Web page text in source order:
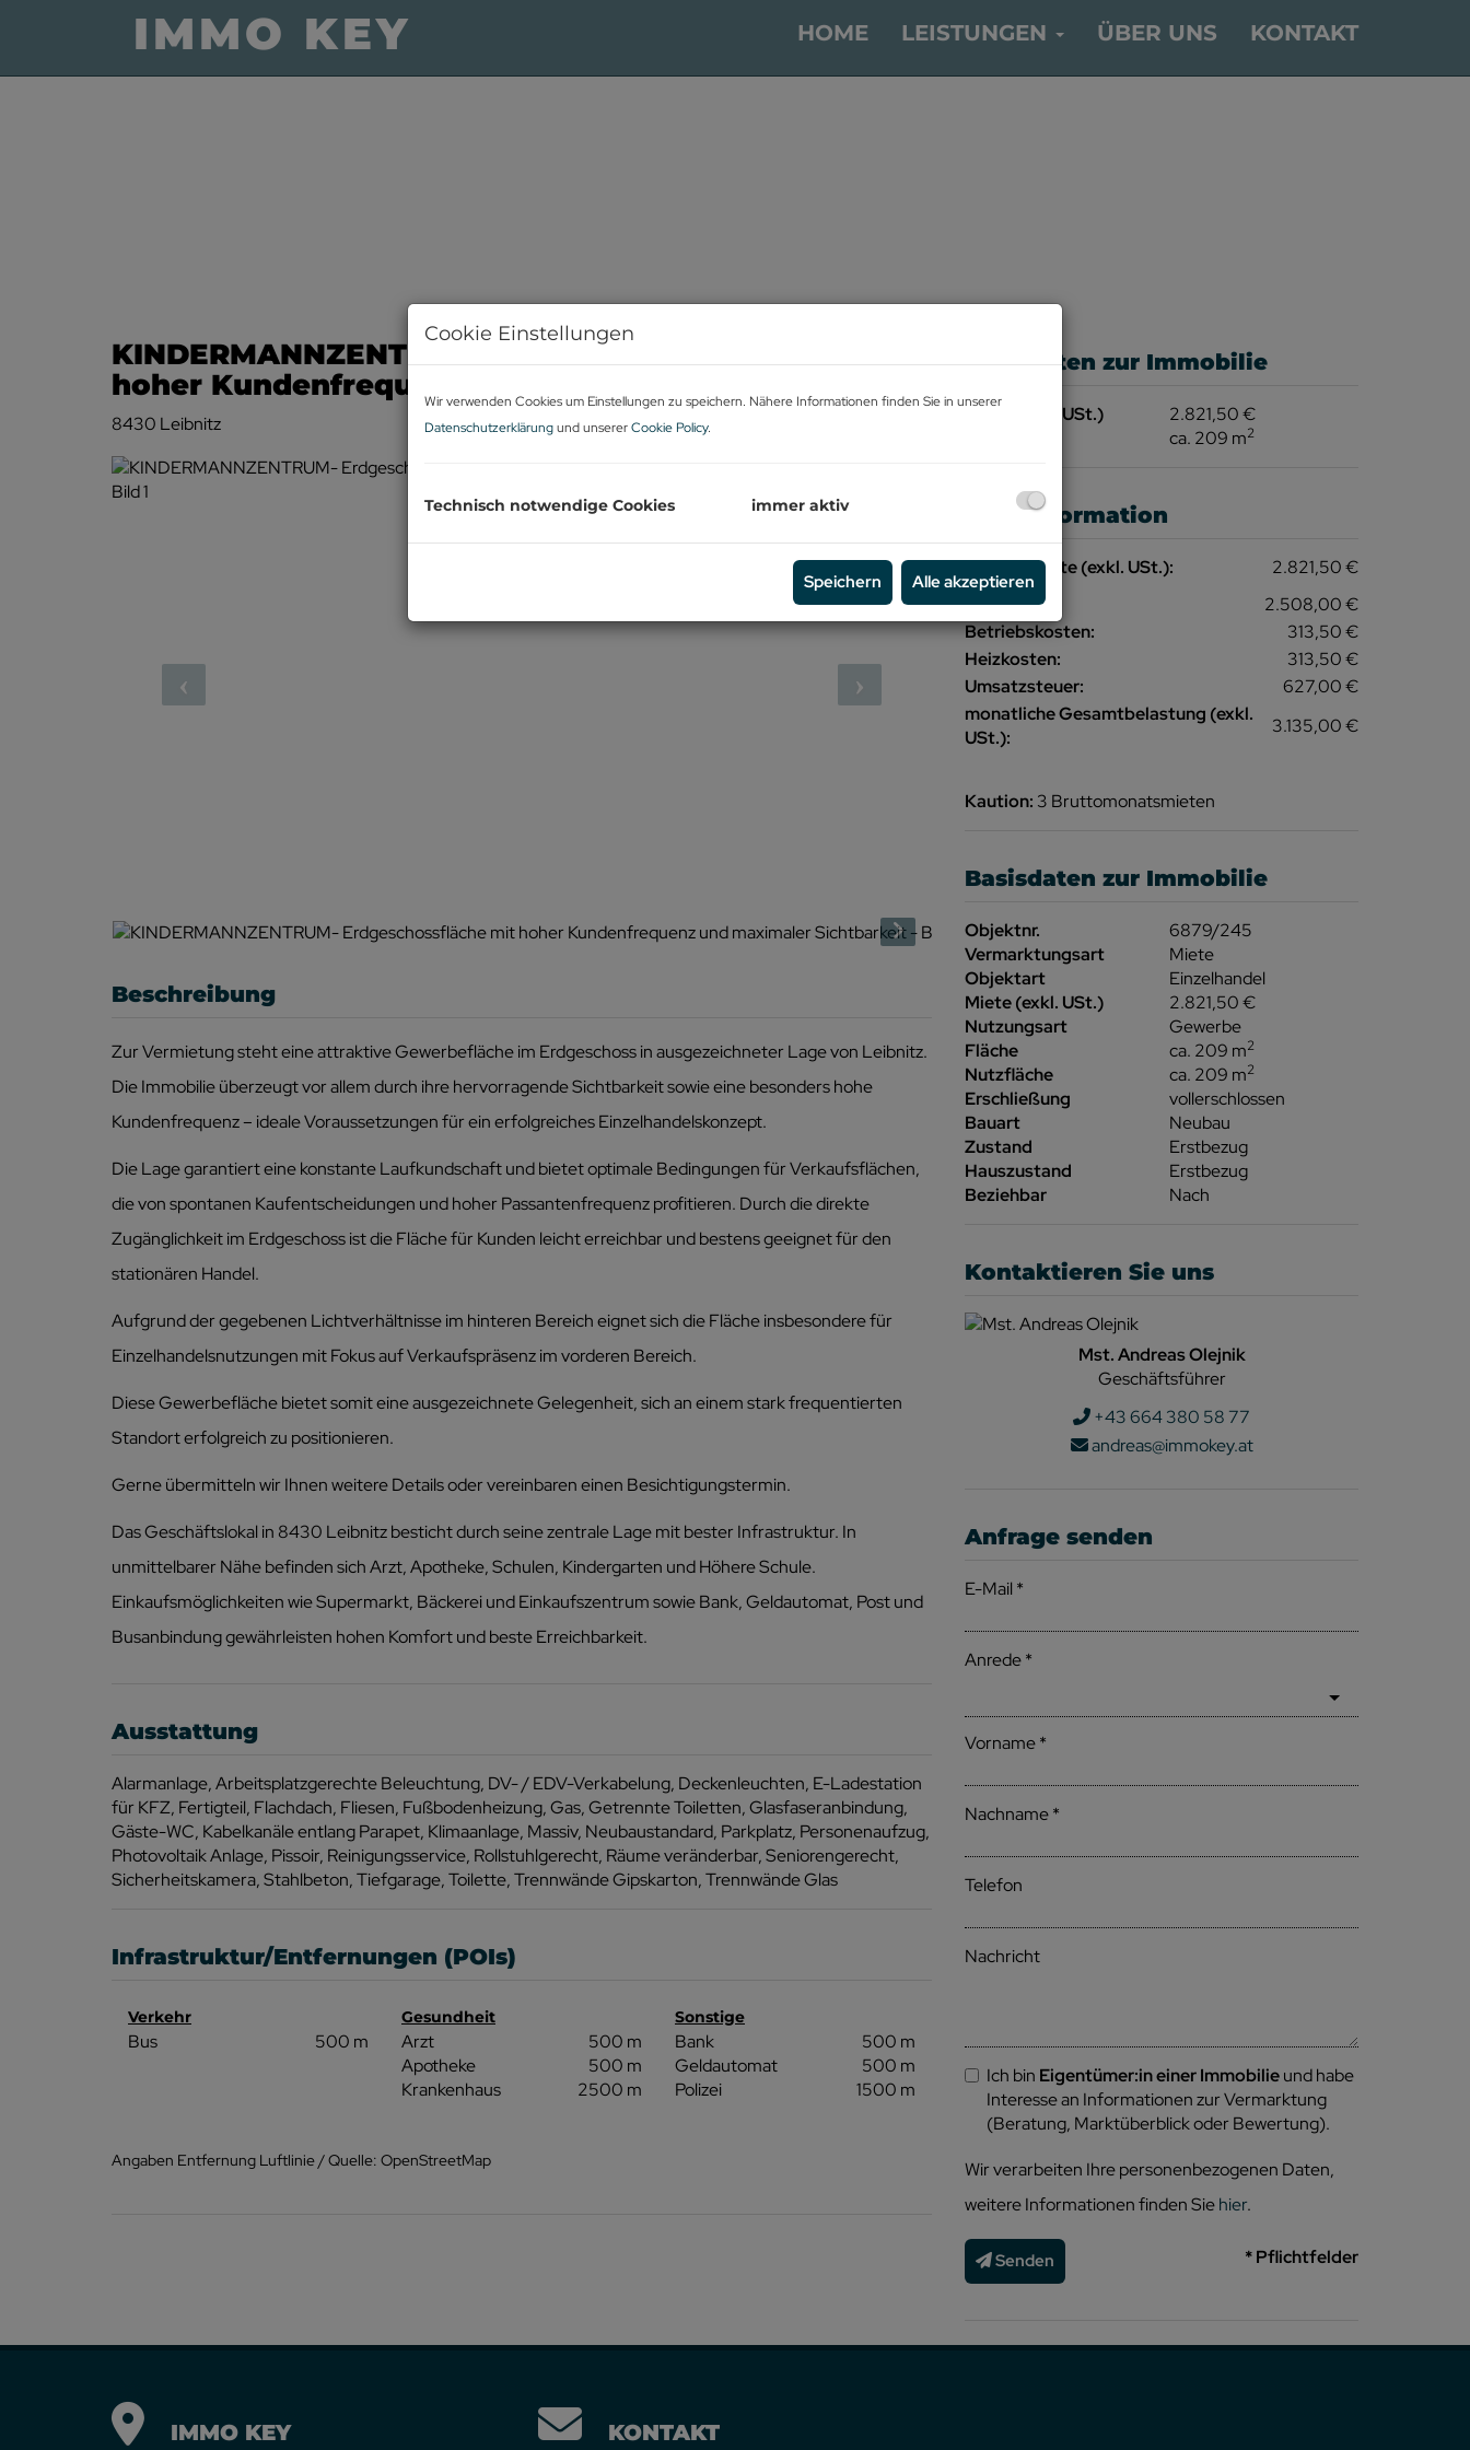
HOME LEISTUNGEN ÜBER UNS KONTAKT
KINDERMANNZENTRUM- Erdgeschossfläche mit
hoher Kundenfrequenz und maximaler Sichtbarkeit
8430 Leibnitz
Beschreibung
Zur Vermietung steht eine attraktive Gewerbefläche im Erdgeschoss in ausgezeichneter Lage von Leibnitz.
Die Immobilie überzeugt vor allem durch ihre hervorragende Sichtbarkeit sowie eine besonders hohe
Kundenfrequenz – ideale Voraussetzungen für ein erfolgreiches Einzelhandelskonzept.
Die Lage garantiert eine konstante Laufkundschaft und bietet optimale Bedingungen für Verkaufsflächen,
die von spontanen Kaufentscheidungen und hoher Passantenfrequenz profitieren. Durch die direkte
Zugänglichkeit im Erdgeschoss ist die Fläche für Kunden leicht erreichbar und bestens geeignet für den
stationären Handel.
Aufgrund der gegebenen Lichtverhältnisse im hinteren Bereich eignet sich die Fläche insbesondere für
Einzelhandelsnutzungen mit Fokus auf Verkaufspräsenz im vorderen Bereich.
Diese Gewerbefläche bietet somit eine ausgezeichnete Gelegenheit, sich an einem stark frequentierten
Standort erfolgreich zu positionieren.
Gerne übermitteln wir Ihnen weitere Details oder vereinbaren einen Besichtigungstermin.
Das Geschäftslokal in 8430 Leibnitz besticht durch seine zentrale Lage mit bester Infrastruktur. In
unmittelbarer Nähe befinden sich Arzt, Apotheke, Schulen, Kindergarten und Höhere Schule.
Einkaufsmöglichkeiten wie Supermarkt, Bäckerei und Einkaufszentrum sowie Bank, Geldautomat, Post und
Busanbindung gewährleisten hohen Komfort und beste Erreichbarkeit.
Ausstattung
Alarmanlage Arbeitsplatzgerechte Beleuchtung DV- / EDV-Verkabelung Deckenleuchten E-Ladestation
für KFZ Fertigteil Flachdach Fliesen Fußbodenheizung Gas Getrennte Toiletten Glasfaseranbindung
Gäste-WC Kabelkanäle entlang Parapet Klimaanlage Massiv Neubaustandard Parkplatz Personenaufzug
Photovoltaik Anlage Pissoir Reinigungsservice Rollstuhlgerecht Räume veränderbar Seniorengerecht
Sicherheitskamera Stahlbeton Tiefgarage Toilette Trennwände Gipskarton Trennwände Glas
Infrastruktur/Entfernungen (POIs)
Verkehr
Bus 500 m
Gesundheit
Arzt
500 m
Apotheke
500 m
Krankenhaus
2500 m
Sonstige
Bank
500 m
Geldautomat
500 m
Polizei
1500 m
Angaben Entfernung Luftlinie / Quelle: OpenStreetMap
Basisdaten zur Immobilie
Miete (exkl. USt.)
2.821,50 €
ca. 209 m2
Preisinformation
Gesamtmiete (exkl. USt.):
2.821,50 €
Miete:
2.508,00 €
Betriebskosten:
313,50 €
Heizkosten:
313,50 €
Umsatzsteuer:
627,00 €
monatliche Gesamtbelastung (exkl.
USt.):
3.135,00 €
Kaution: 3 Bruttomonatsmieten
Basisdaten zur Immobilie
Objektnr.
6879/245
Vermarktungsart
Miete
Objektart
Einzelhandel
Miete (exkl. USt.)
2.821,50 €
Nutzungsart
Gewerbe
Fläche
ca. 209 m2
Nutzfläche ca. 209 m2
Erschließung
vollerschlossen
Bauart
Neubau
Zustand
Erstbezug
Hauszustand
Erstbezug
Beziehbar
Nach
Kontaktieren Sie uns
Mst. Andreas Olejnik
Geschäftsführer
+43 664 380 58 77
andreas@immokey.at
Anfrage senden
E-Mail
Anrede
Vorname
Nachname
Telefon
Nachricht
Ich bin Eigentümer:in einer Immobilieund habe
Interesse an Informationen zur Vermarktung
(Beratung, Marktüberblick oder Bewertung).
Wir verarbeiten Ihre personenbezogenen Daten,
weitere Informationen finden Siehier.
Senden * Pflichtfelder
IMMO KEY KONTAKT
Cookie Einstellungen
Wir verwenden Cookies um Einstellungen zu speichern. Nähere Informationen finden Sie in unserer
Datenschutzerklärungund unsererCookie Policy.
Technisch notwendige Cookies immer aktiv
Speichern Alle akzeptieren